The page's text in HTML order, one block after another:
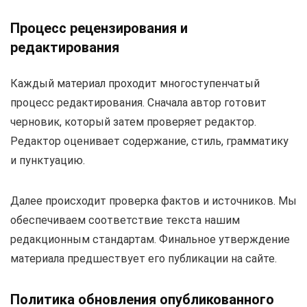
Процесс рецензирования и
редактирования
Каждый материал проходит многоступенчатый
процесс редактирования. Сначала автор готовит
черновик, который затем проверяет редактор.
Редактор оценивает содержание, стиль, грамматику
и пунктуацию.
Далее происходит проверка фактов и источников. Мы
обеспечиваем соответствие текста нашим
редакционным стандартам. Финальное утверждение
материала предшествует его публикации на сайте.
Политика обновления опубликованного